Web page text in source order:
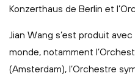
Konzerthaus de Berlin et
Jian Wang s’est produit
monde, notamment
(Amsterdam), l’Orchestre